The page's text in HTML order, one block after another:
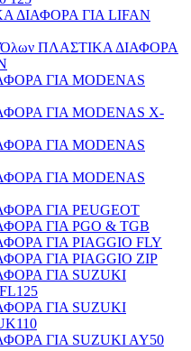
ΔΙΑΦΟΡΑ ΓΙΑ LIFAN
Όλων ΠΛΑΣΤΙΚΑ ΔΙΑΦΟΡΑ
ΓΙΑ MODENAS
ΓΙΑ MODENAS X-
ΓΙΑ MODENAS
ΓΙΑ MODENAS
ΓΙΑ PEUGEOT
ΓΙΑ PGO & TGB
ΓΙΑ PIAGGIO FLY
ΓΙΑ PIAGGIO ZIP
ΓΙΑ SUZUKI
ΓΙΑ SUZUKI
ΓΙΑ SUZUKI AY50